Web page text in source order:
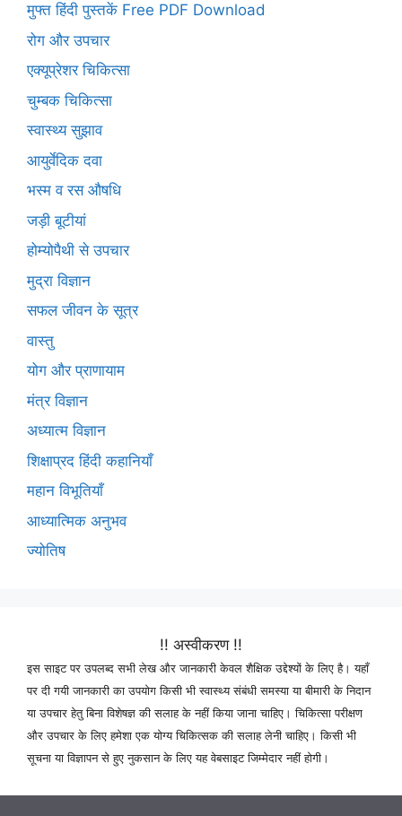
मुफ्त हिंदी पुस्तकें Free PDF Download
रोग और उपचार
एक्यूप्रेशर चिकित्सा
चुम्बक चिकित्सा
स्वास्थ्य सुझाव
आयुर्वेदिक दवा
भस्म व रस औषधि
जड़ी बूटीयां
होम्योपैथी से उपचार
मुद्रा विज्ञान
सफल जीवन के सूत्र
वास्तु
योग और प्राणायाम
मंत्र विज्ञान
अध्यात्म विज्ञान
शिक्षाप्रद हिंदी कहानियाँ
महान विभूतियाँ
आध्यात्मिक अनुभव
ज्योतिष
!! अस्वीकरण !!
इस साइट पर उपलब्द सभी लेख और जानकारी केवल शैक्षिक उद्देश्यों के लिए है। यहाँ
पर दी गयी जानकारी का उपयोग किसी भी स्वास्थ्य संबंधी समस्या या बीमारी के निदान
या उपचार हेतु बिना विशेषज्ञ की सलाह के नहीं किया जाना चाहिए। चिकित्सा परीक्षण
और उपचार के लिए हमेशा एक योग्य चिकित्सक की सलाह लेनी चाहिए। किसी भी
सूचना या विज्ञापन से हुए नुकसान के लिए यह वेबसाइट जिम्मेदार नहीं होगी।